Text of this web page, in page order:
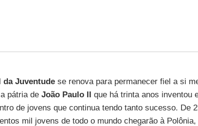
da Juventudese renova para permanecer fiel a si
pátria deJoão Paulo II que há trinta anos inventou
de jovens que continua tendo tanto sucesso. De
mil jovens de todo o mundo chegarão à